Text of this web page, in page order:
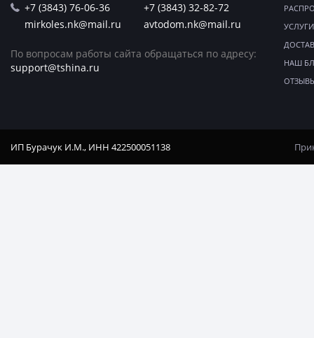
+7 (3843) 76-06-36
+7 (3843) 32-82-72
mirkoles.nk@mail.ru
avtodom.nk@mail.ru
По вопросам работы сайта обращаться по адресу:
support@tshina.ru
НАШ
ИП Бурачук И.М., ИНН 422500051138